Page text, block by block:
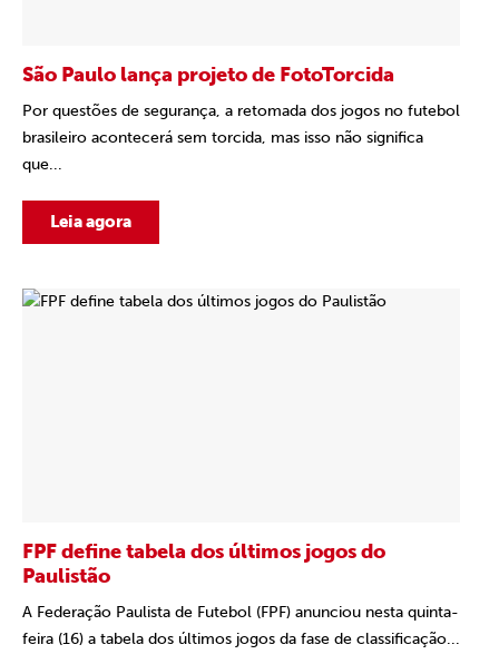
São Paulo lança projeto de FotoTorcida
Por questões de segurança, a retomada dos jogos no futebol
brasileiro acontecerá sem torcida, mas isso não significa
que...
Leia agora
FPF define tabela dos últimos jogos do
Paulistão
A Federação Paulista de Futebol (FPF) anunciou nesta quinta-
feira (16) a tabela dos últimos jogos da fase de classificação...